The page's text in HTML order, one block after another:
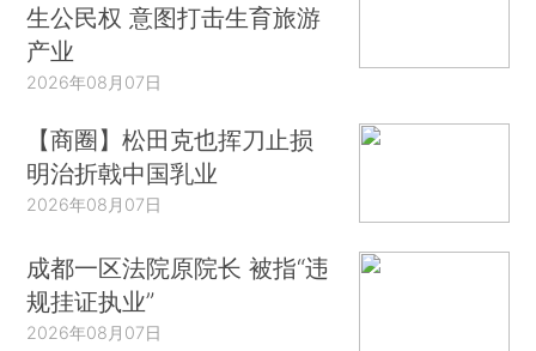
生公民权 意图打击生育旅游
产业
2026年08月07日
【商圈】松田克也挥刀止损
明治折戟中国乳业
2026年08月07日
成都一区法院原院长 被指“违
规挂证执业”
2026年08月07日